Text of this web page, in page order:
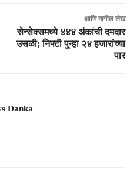
आणि मागील लेख
सेन्सेक्समध्ये ४४४ अंकांची दमदार
उसळी; निफ्टी पुन्हा २४ हजारांच्या
पार
Danka